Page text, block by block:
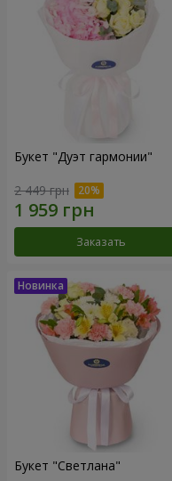
Букет "Дуэт гармонии"
2 449 грн
Заказать
Букет "Светлана"